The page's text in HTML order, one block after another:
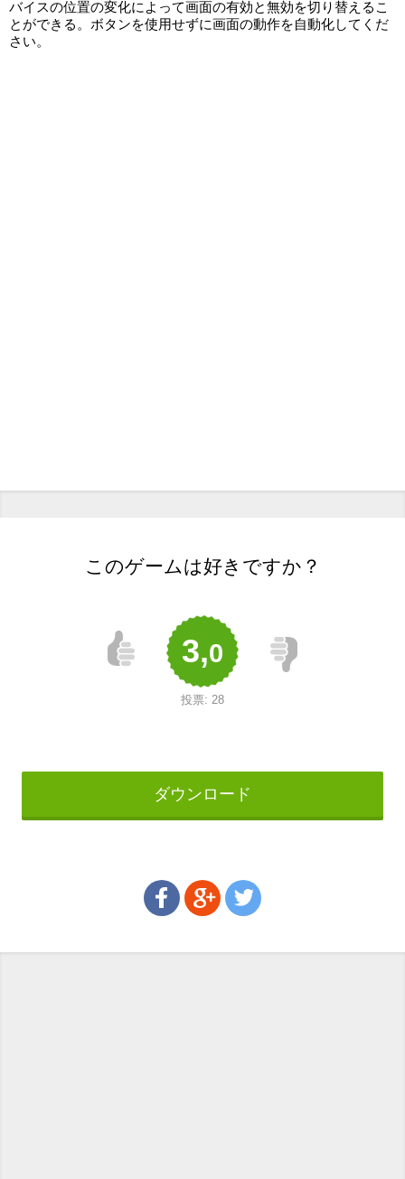
バイスの位置の変化によって画面の有効と無効を切り替えるこ
とができる。ボタンを使用せずに画面の動作を自動化してくだ
さい。
このゲームは好きですか？
3,0
投票: 28
ダウンロード